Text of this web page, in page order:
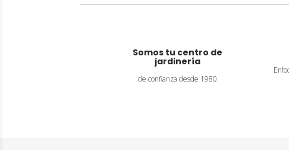
Somos tu centro de
jardinería
de confianza desde 1980